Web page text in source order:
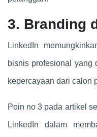
3. Branding
LinkedIn
bisnis profesional yang
kepercayaan dari calon
Poin no 3 pada artikel
LinkedIn dalam